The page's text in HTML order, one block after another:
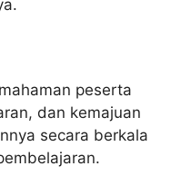
peserta
dan kemajuan
secara berkala